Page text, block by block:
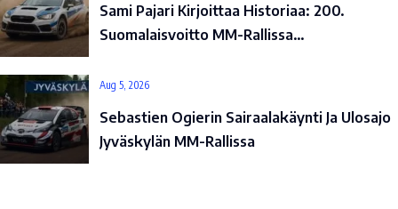
Sami Pajari Kirjoittaa Historiaa: 200.
Suomalaisvoitto MM-Rallissa…
Aug 5, 2026
Sebastien Ogierin Sairaalakäynti Ja Ulosajo
Jyväskylän MM-Rallissa